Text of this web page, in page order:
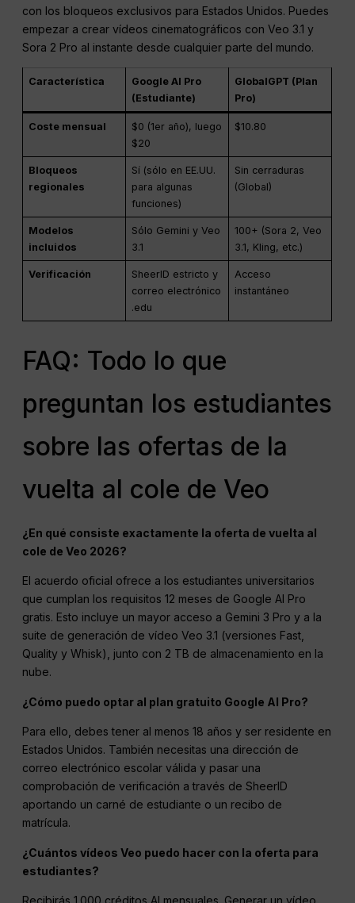
con los bloqueos exclusivos para Estados Unidos. Puedes
empezar a crear vídeos cinematográficos con Veo 3.1 y
Sora 2 Pro al instante desde cualquier parte del mundo.
Característica
Google AI Pro
(Estudiante)
GlobalGPT (Plan
Pro)
Coste mensual
$0 (1er año), luego
$20
$10.80
Bloqueos
regionales
Sí (sólo en EE.UU.
para algunas
funciones)
Sin cerraduras
(Global)
Modelos
incluidos
Sólo Gemini y Veo
3.1
100+ (Sora 2, Veo
3.1, Kling, etc.)
Verificación
SheerID estricto y
correo electrónico
.edu
Acceso
instantáneo
FAQ: Todo lo que
preguntan los estudiantes
sobre las ofertas de la
vuelta al cole de Veo
¿En qué consiste exactamente la oferta de vuelta al
cole de Veo 2026?
El acuerdo oficial ofrece a los estudiantes universitarios
que cumplan los requisitos 12 meses de Google AI Pro
gratis. Esto incluye un mayor acceso a Gemini 3 Pro y a la
suite de generación de vídeo Veo 3.1 (versiones Fast,
Quality y Whisk), junto con 2 TB de almacenamiento en la
nube.
¿Cómo puedo optar al plan gratuito Google AI Pro?
Para ello, debes tener al menos 18 años y ser residente en
Estados Unidos. También necesitas una dirección de
correo electrónico escolar válida y pasar una
comprobación de verificación a través de SheerID
aportando un carné de estudiante o un recibo de
matrícula.
¿Cuántos vídeos Veo puedo hacer con la oferta para
estudiantes?
Recibirás 1.000 créditos AI mensuales. Generar un vídeo